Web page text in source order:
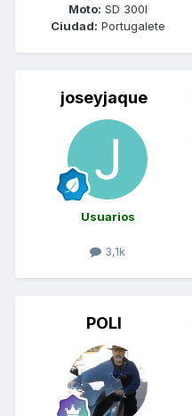
Moto: SD 300I
Ciudad: Portugalete
joseyjaque
Usuarios
3,1k
POLI